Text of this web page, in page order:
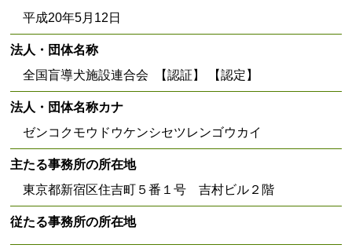
平成20年5月12日
法人・団体名称
全国盲導犬施設連合会 【認証】 【認定】
法人・団体名称カナ
ゼンコクモウドウケンシセツレンゴウカイ
主たる事務所の所在地
東京都新宿区住吉町５番１号 吉村ビル２階
従たる事務所の所在地